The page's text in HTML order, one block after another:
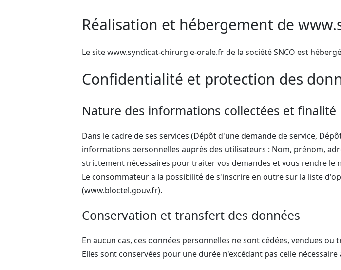
Réalisation et hébergement de
Le site www.syndicat-chirurgie-orale.fr de la société SNCO est
Confidentialité et protection des
Nature des informations collectées et finalité
Dans le cadre de ses services (Dépôt d'une demande de service,
informations personnelles auprès des utilisateurs : Nom, prénom,
strictement nécessaires pour traiter vos demandes et vous rendre le
Le consommateur a la possibilité de s'inscrire en outre sur la liste
(www.bloctel.gouv.fr).
Conservation et transfert des données
En aucun cas, ces données personnelles ne sont cédées, vendues
Elles sont conservées pour une durée n'excédant pas celle